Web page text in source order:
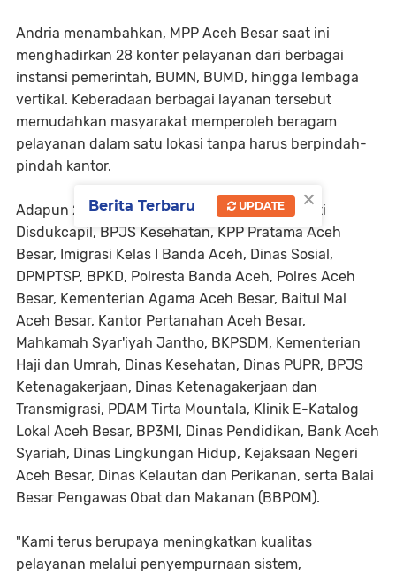
Andria menambahkan, MPP Aceh Besar saat ini
menghadirkan 28 konter pelayanan dari berbagai
instansi pemerintah, BUMN, BUMD, hingga lembaga
vertikal. Keberadaan berbagai layanan tersebut
memudahkan masyarakat memperoleh beragam
pelayanan dalam satu lokasi tanpa harus berpindah-
pindah kantor.
Adapun 28 konter pelayanan tersebut meliputi
Disdukcapil, BPJS Kesehatan, KPP Pratama Aceh
Besar, Imigrasi Kelas I Banda Aceh, Dinas Sosial,
DPMPTSP, BPKD, Polresta Banda Aceh, Polres Aceh
Besar, Kementerian Agama Aceh Besar, Baitul Mal
Aceh Besar, Kantor Pertanahan Aceh Besar,
Mahkamah Syar'iyah Jantho, BKPSDM, Kementerian
Haji dan Umrah, Dinas Kesehatan, Dinas PUPR, BPJS
Ketenagakerjaan, Dinas Ketenagakerjaan dan
Transmigrasi, PDAM Tirta Mountala, Klinik E-Katalog
Lokal Aceh Besar, BP3MI, Dinas Pendidikan, Bank Aceh
Syariah, Dinas Lingkungan Hidup, Kejaksaan Negeri
Aceh Besar, Dinas Kelautan dan Perikanan, serta Balai
Besar Pengawas Obat dan Makanan (BBPOM).
"Kami terus berupaya meningkatkan kualitas
pelayanan melalui penyempurnaan sistem,
×
Berita Terbaru UPDATE